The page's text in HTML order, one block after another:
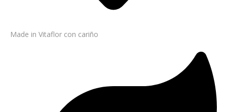
Made in Vitaflor con cariño